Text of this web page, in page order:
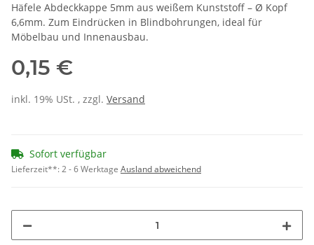
Häfele Abdeckkappe 5mm aus weißem Kunststoff – Ø Kopf
6,6mm. Zum Eindrücken in Blindbohrungen, ideal für
Möbelbau und Innenausbau.
0,15 €
inkl. 19% USt. , zzgl. Versand
Sofort verfügbar
Lieferzeit**:2 - 6 Werktage Ausland abweichend